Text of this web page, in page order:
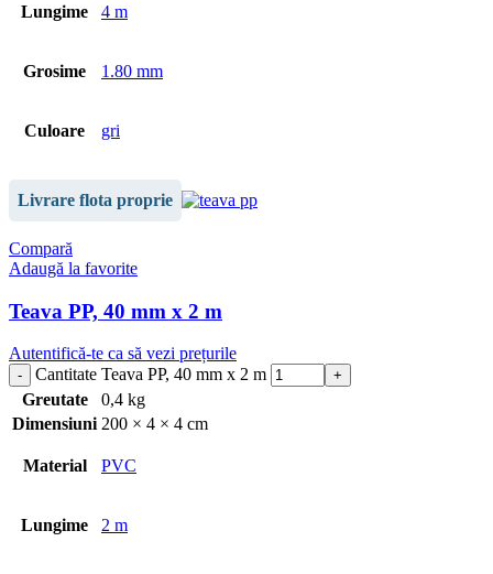
Lungime 4 m
Grosime 1.80 mm
Culoare gri
Livrare flota proprie
Compară
Adaugă la favorite
Teava PP, 40 mm x 2 m
Autentifică-te ca să vezi prețurile
Cantitate Teava PP, 40 mm x 2 m
Greutate
0,4 kg
Dimensiuni 200 × 4 × 4 cm
Material PVC
Lungime 2 m